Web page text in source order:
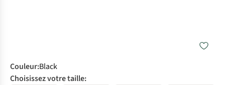
Couleur:Black
Choisissez votre taille: